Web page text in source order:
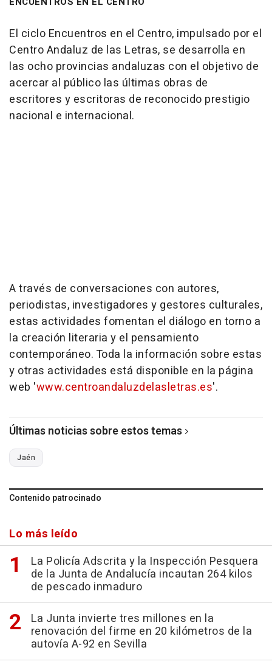
El ciclo Encuentros en el Centro, impulsado por el
Centro Andaluz de las Letras, se desarrolla en
las ocho provincias andaluzas con el objetivo de
acercar al público las últimas obras de
escritores y escritoras de reconocido prestigio
nacional e internacional.
A través de conversaciones con autores,
periodistas, investigadores y gestores culturales,
estas actividades fomentan el diálogo en torno a
la creación literaria y el pensamiento
contemporáneo. Toda la información sobre estas
y otras actividades está disponible en la página
web 'www.centroandaluzdelasletras.es'.
Últimas noticias sobre estos temas
Jaén
Contenido patrocinado
Lo más leído
La Policía Adscrita y la Inspección Pesquera
de la Junta de Andalucía incautan 264 kilos
de pescado inmaduro
La Junta invierte tres millones en la
renovación del firme en 20 kilómetros de la
autovía A-92 en Sevilla